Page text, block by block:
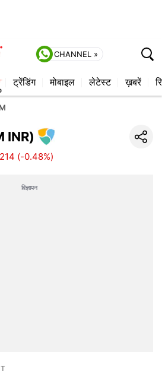
CHANNEL »
ट्रेंडिंग मोबाइल लेटेस्ट ख़बरें
INR)
(-0.48%)
विज्ञापन